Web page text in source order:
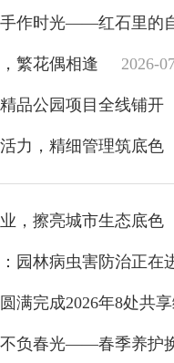
作时光——红石里的
繁花偶相逢 2026-
品公园项目全线铺开
力，精细管理筑底色
，擦亮城市生态底色
园林病虫害防治正在
满完成2026年8处共
负春光——春季养护